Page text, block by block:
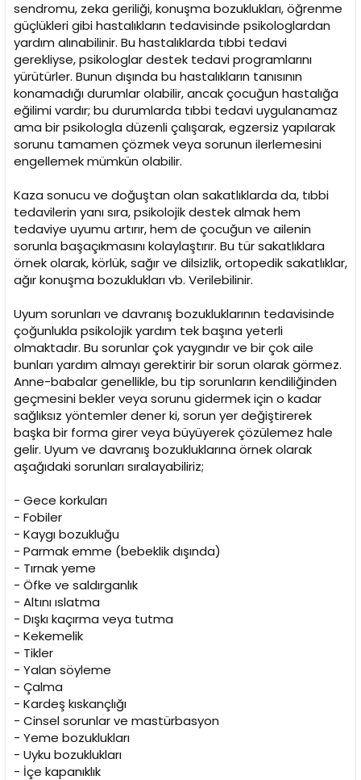
sendromu, zeka geriliği, konuşma bozuklukları, öğrenme
güçlükleri gibi hastalıkların tedavisinde psikologlardan
yardım alınabilinir. Bu hastalıklarda tıbbi tedavi
gerekliyse, psikologlar destek tedavi programlarını
yürütürler. Bunun dışında bu hastalıkların tanısının
konamadığı durumlar olabilir, ancak çocuğun hastalığa
eğilimi vardır; bu durumlarda tıbbi tedavi uygulanamaz
ama bir psikologla düzenli çalışarak, egzersiz yapılarak
sorunu tamamen çözmek veya sorunun ilerlemesini
engellemek mümkün olabilir.
Kaza sonucu ve doğuştan olan sakatlıklarda da, tıbbi
tedavilerin yanı sıra, psikolojik destek almak hem
tedaviye uyumu artırır, hem de çocuğun ve ailenin
sorunla başaçıkmasını kolaylaştırır. Bu tür sakatlıklara
örnek olarak, körlük, sağır ve dilsizlik, ortopedik sakatlıklar,
ağır konuşma bozuklukları vb. Verilebilinir.
Uyum sorunları ve davranış bozukluklarının tedavisinde
çoğunlukla psikolojik yardım tek başına yeterli
olmaktadır. Bu sorunlar çok yaygındır ve bir çok aile
bunları yardım almayı gerektirir bir sorun olarak görmez.
Anne-babalar genellikle, bu tip sorunların kendiliğinden
geçmesini bekler veya sorunu gidermek için o kadar
sağlıksız yöntemler dener ki, sorun yer değiştirerek
başka bir forma girer veya büyüyerek çözülemez hale
gelir. Uyum ve davranış bozukluklarına örnek olarak
aşağıdaki sorunları sıralayabiliriz;
- Gece korkuları
- Fobiler
- Kaygı bozukluğu
- Parmak emme (bebeklik dışında)
- Tırnak yeme
- Öfke ve saldırganlık
- Altını ıslatma
- Dışkı kaçırma veya tutma
- Kekemelik
- Tikler
- Yalan söyleme
- Çalma
- Kardeş kıskançlığı
- Cinsel sorunlar ve mastürbasyon
- Yeme bozuklukları
- Uyku bozuklukları
- İçe kapanıklık